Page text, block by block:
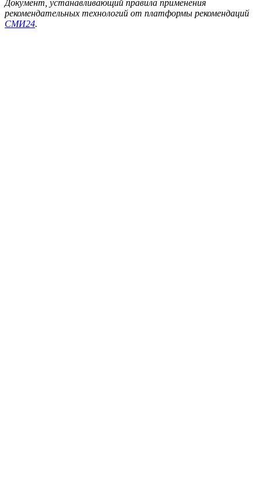
Документ, устанавливающий правила применения
рекомендательных технологий от платформы рекомендаций
СМИ24.